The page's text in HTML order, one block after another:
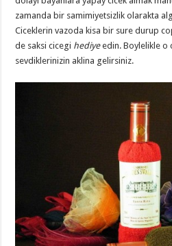
zamanda bir samimiyetsizlik olarakta
Ciceklerin vazoda kisa bir sure durup
de saksi cicegi hediyeedin. Boylelikle o
sevdiklerinizin aklina gelirsiniz.